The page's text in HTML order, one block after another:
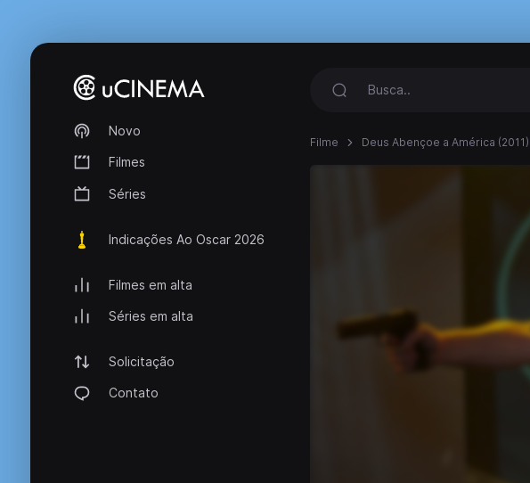
Novo
Filmes
Séries
Indicações Ao Oscar 2026
Filmes em alta
Séries em alta
Solicitação
Contato
Filme Deus Abençoe a América (2011)